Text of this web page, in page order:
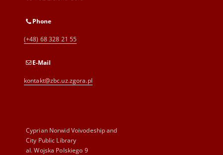
Phone
(+48) 68 328 21 55
E-Mail
kontakt@zbc.uz.zgora.pl
Cyprian Norwid Voivodeship and
City Public Library
al. Wojska Polskiego 9